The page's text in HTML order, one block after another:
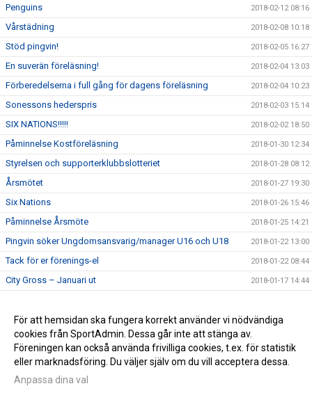
Penguins 2018-02-12 08:16
Vårstädning 2018-02-08 10:18
Stöd pingvin! 2018-02-05 16:27
En suverän föreläsning! 2018-02-04 13:03
Förberedelserna i full gång för dagens föreläsning 2018-02-04 10:23
Sonessons hederspris 2018-02-03 15:14
SIX NATIONS!!!!! 2018-02-02 18:50
Påminnelse Kostföreläsning 2018-01-30 12:34
Styrelsen och supporterklubbslotteriet 2018-01-28 08:12
Årsmötet 2018-01-27 19:30
Six Nations 2018-01-26 15:46
Påminnelse Årsmöte 2018-01-25 14:21
Pingvin söker Ungdomsansvarig/manager U16 och U18 2018-01-22 13:00
Tack för er förenings-el 2018-01-22 08:44
City Gross – Januari ut 2018-01-17 14:44
Pingvin söker boende 2018-01-17 14:42
Välkommen till pingvins nya sida 2018-01-07 11:10
För att hemsidan ska fungera korrekt använder vi nödvändiga
cookies från SportAdmin. Dessa går inte att stänga av.
Föreningen kan också använda frivilliga cookies, t.ex. för statistik
eller marknadsföring. Du väljer själv om du vill acceptera dessa.
Anpassa dina val